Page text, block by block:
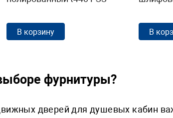
В корзину В
фурнитуры?
дверей для душевых кабин